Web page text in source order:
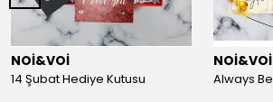
NOİ&VOİ
14 Şubat Hediye Kutusu
NOİ&VOİ